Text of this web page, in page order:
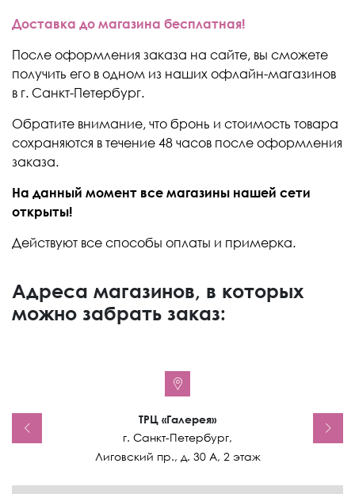
Доставка до магазина бесплатная!
После оформления заказа на сайте, вы сможете
получить его в одном из наших офлайн-магазинов
в г. Санкт-Петербург.
Обратите внимание, что бронь и стоимость товара
сохраняются в течение 48 часов после оформления
заказа.
На данный момент все магазины нашей сети
открыты!
Действуют все способы оплаты и примерка.
Адреса магазинов, в которых
можно забрать заказ:
ТРЦ «Галерея»
г. Санкт-Петербург,
Лиговский пр., д. 30 А, 2 этаж